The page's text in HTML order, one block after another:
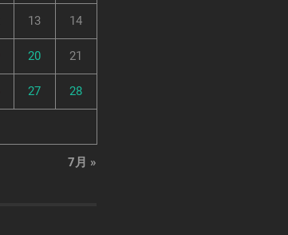
13 14
20 21
27 28
7月 »